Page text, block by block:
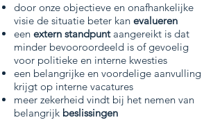
door onze objectieve en onafhankelijke
visie de situatie beter kan evalueren
een extern standpuntaangereikt is dat
minder bevooroordeeld is of gevoelig
voor politieke en interne kwesties
een belangrijke en voordelige aanvulling
krijgt op interne vacatures
meer zekerheid vindt bij het nemen van
belangrijk beslissingen